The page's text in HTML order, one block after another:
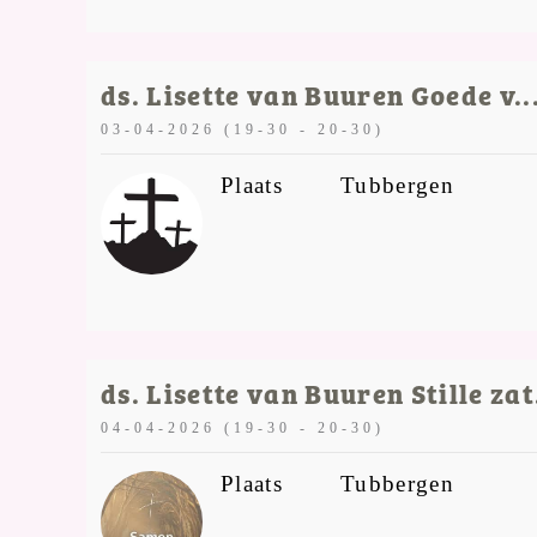
ds. Lisette van Buuren Goede
03-04-2026 (19-30 - 20-30)
Plaats Tubbergen
ds. Lisette van Buuren Stille
04-04-2026 (19-30 - 20-30)
Plaats Tubbergen